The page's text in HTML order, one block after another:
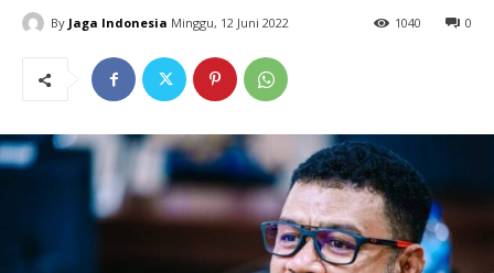
By Jaga Indonesia Minggu, 12 Juni 2022 0
1040